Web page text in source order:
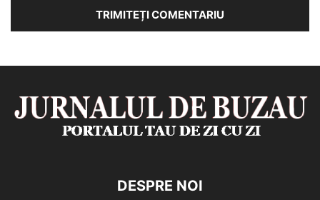
DESPRE NOI